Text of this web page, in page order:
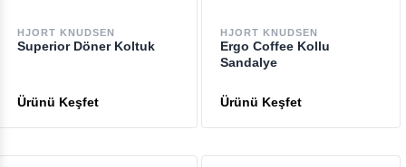
HJORT KNUDSEN
Superior Döner Koltuk
HJORT KNUDSEN
Ergo Coffee Kollu
Sandalye